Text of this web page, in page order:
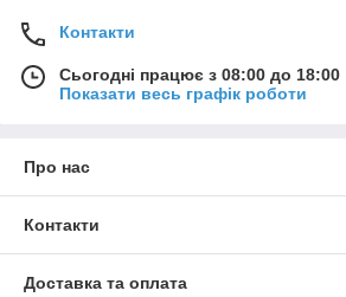
Контакти
Сьогодні працює з 08:00 до 18:00
Показати весь графік роботи
Про нас
Контакти
Доставка та оплата